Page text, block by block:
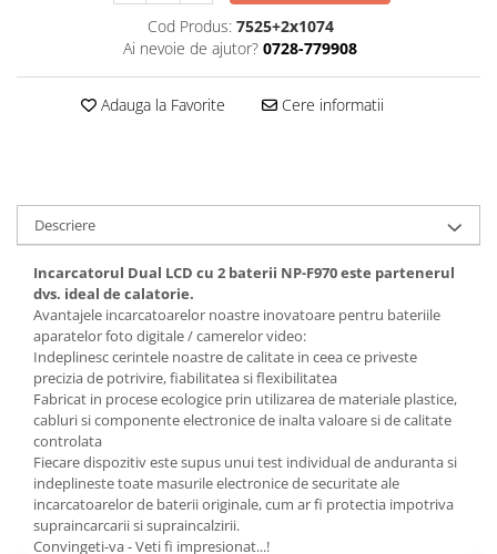
Telefoane mobile
Produse de bucatarie kjøk
Accesorii kjøk
Cutite kjøk
Bec LED
E14
E27
Blițuri și lumini foto/video
Cablu date
tableta
Telefoane mobile
Casti
Telefoane mobile
Custi aparate foto-video
Incarcatoare auto
Cod Produs: 7525+2x1074
Ai nevoie de ajutor? 0728-779908
Adauga la Favorite Cere informatii
Descriere
Incarcatorul Dual LCD cu 2 baterii NP-F970este partenerul
dvs. ideal de calatorie.
Avantajele incarcatoarelor noastre inovatoare pentru bateriile
aparatelor foto digitale / camerelor video:
Indeplinesc cerintele noastre de calitate in ceea ce priveste
precizia de potrivire, fiabilitatea si flexibilitatea
Fabricat in procese ecologice prin utilizarea de materiale plastice,
cabluri si componente electronice de inalta valoare si de calitate
controlata
Fiecare dispozitiv este supus unui test individual de anduranta si
indeplineste toate masurile electronice de securitate ale
incarcatoarelor de baterii originale, cum ar fi protectia impotriva
supraincarcarii si supraincalzirii.
Convingeti-va - Veti fi impresionat...!